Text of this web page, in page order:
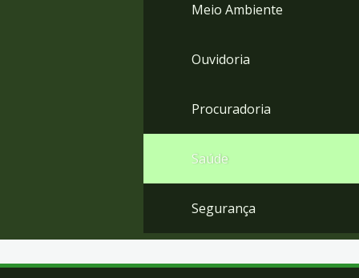
Meio Ambiente
Ouvidoria
Procuradoria
Saúde
Segurança